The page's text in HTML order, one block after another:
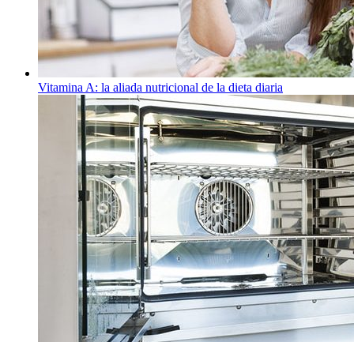
Vitamina A: la aliada nutricional de la dieta diaria